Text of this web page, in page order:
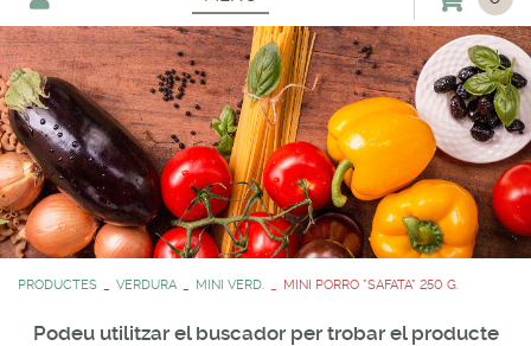
PRODUCTES VERDURA MINI VERD. MINI PORRO *SAFATA* 250 G.
Podeu utilitzar el buscador per trobar el producte